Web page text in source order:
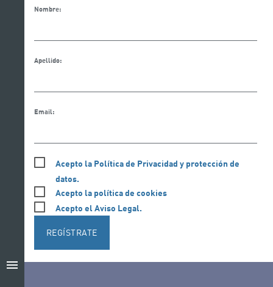
menu
Nombre:
Apellido:
Email:
Acepto la Política de Privacidad y protección de
datos.
Acepto la política de cookies
Acepto el Aviso Legal.
REGÍSTRATE